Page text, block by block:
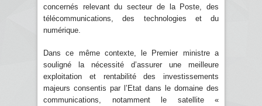
concernés relevant du secteur de la Poste, des
télécommunications, des technologies et du
numérique.
Dans ce même contexte, le Premier ministre a
souligné la nécessité d’assurer une meilleure
exploitation et rentabilité des investissements
majeurs consentis par l’Etat dans le domaine des
communications, notamment le satellite «